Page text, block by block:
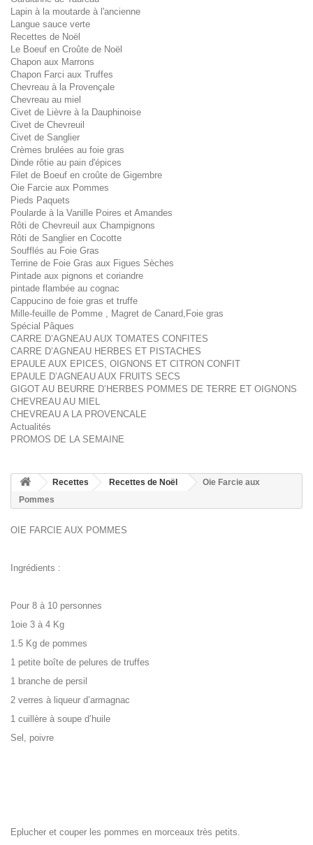
Lapin à la moutarde à l'ancienne
Langue sauce verte
Recettes de Noël
Le Boeuf en Croûte de Noël
Chapon aux Marrons
Chapon Farci aux Truffes
Chevreau à la Provençale
Chevreau au miel
Civet de Lièvre à la Dauphinoise
Civet de Chevreuil
Civet de Sanglier
Crèmes brulées au foie gras
Dinde rôtie au pain d'épices
Filet de Boeuf en croûte de Gigembre
Oie Farcie aux Pommes
Pieds Paquets
Poularde à la Vanille Poires et Amandes
Rôti de Chevreuil aux Champignons
Rôti de Sanglier en Cocotte
Soufflés au Foie Gras
Terrine de Foie Gras aux Figues Sèches
Pintade aux pignons et coriandre
pintade flambée au cognac
Cappucino de foie gras et truffe
Mille-feuille de Pomme , Magret de Canard,Foie gras
Spécial Pâques
CARRE D’AGNEAU AUX TOMATES CONFITES
CARRE D’AGNEAU HERBES ET PISTACHES
EPAULE AUX EPICES, OIGNONS ET CITRON CONFIT
EPAULE D’AGNEAU AUX FRUITS SECS
GIGOT AU BEURRE D’HERBES POMMES DE TERRE ET OIGNONS
CHEVREAU AU MIEL
CHEVREAU A LA PROVENCALE
Actualités
PROMOS DE LA SEMAINE
Recettes Recettes de Noël
Oie Farcie aux
Pommes
OIE FARCIE AUX POMMES
Ingrédients :
Pour 8 à 10 personnes
1oie 3 à 4 Kg
1.5 Kg de pommes
1 petite boîte de pelures de truffes
1 branche de persil
2 verres à liqueur d’armagnac
1 cuillère à soupe d’huile
Sel, poivre
Eplucher et couper les pommes en morceaux très petits.